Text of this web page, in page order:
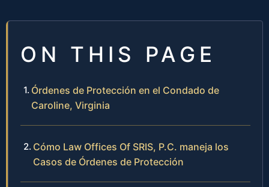
ON THIS PAGE
Órdenes de Protección en el Condado de
Caroline, Virginia
Cómo Law Offices Of SRIS, P.C. maneja los
Casos de Órdenes de Protección